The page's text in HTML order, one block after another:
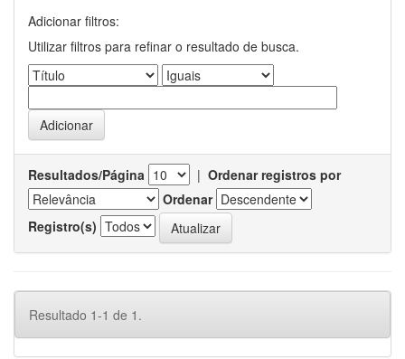
Adicionar filtros:
Utilizar filtros para refinar o resultado de busca.
Resultados/Página | Ordenar registros por
Ordenar
Registro(s)
Resultado 1-1 de 1.